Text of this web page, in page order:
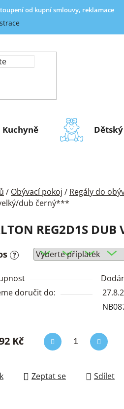
od kupní smlouvy, reklamace
Kuchyně
/ Obývací pokoj / Regály do
dub černý***
REG2D1S
?
doručit do:
Kč
Zeptat se Sdílet